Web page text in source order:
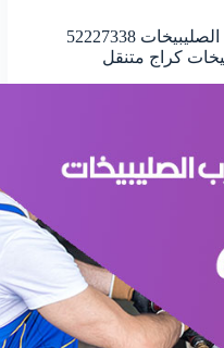
بنشر متنقل شمال غرب الصليبيخات 52227338
كراج متنقل